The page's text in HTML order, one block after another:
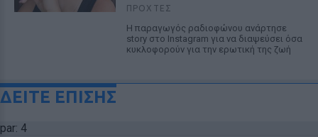
ΠΡΟΧΤΈΣ
Η παραγωγός ραδιοφώνου ανάρτησε
story στο Instagram για να διαψεύσει όσα
κυκλοφορούν για την ερωτική της ζωή
ΔΕΙΤΕ ΕΠΙΣΗΣ
par: 4